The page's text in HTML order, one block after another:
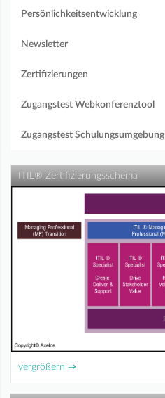
Persönlichkeitsentwicklung
Newsletter
Zertifizierungen
Zugangstest Webkonferenztool
Zugangstest Schulungsumgebung
ITIL® Zertifizierungsschema
vergrößern ⇒